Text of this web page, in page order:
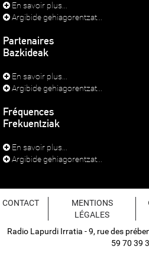
En savoir plus...
Argibide gehiagorentzat...
Partenaires
Bazkideak
En savoir plus...
Argibide gehiagorentzat...
Fréquences
Frekuentziak
En savoir plus...
Argibide gehiagorentzat...
CONTACT
MENTIONS
LÉGALES
Radio Lapurdi Irratia - 9, rue des
59 70 39